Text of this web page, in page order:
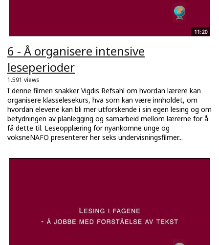
11:20
6 - Å organisere intensive
leseperioder
1.591 views
I denne filmen snakker Vigdis Refsahl om hvordan lærere kan
organisere klasselesekurs, hva som kan være innholdet, om
hvordan elevene kan bli mer utforskende i sin egen lesing og om
betydningen av planlegging og samarbeid mellom lærerne for å
få dette til. Leseopplæring for nyankomne unge og
voksneNAFO presenterer her seks undervisningsfilmer...